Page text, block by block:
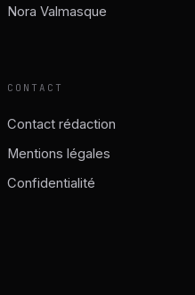
Nora Valmasque
CONTACT
Contact rédaction
Mentions légales
Confidentialité